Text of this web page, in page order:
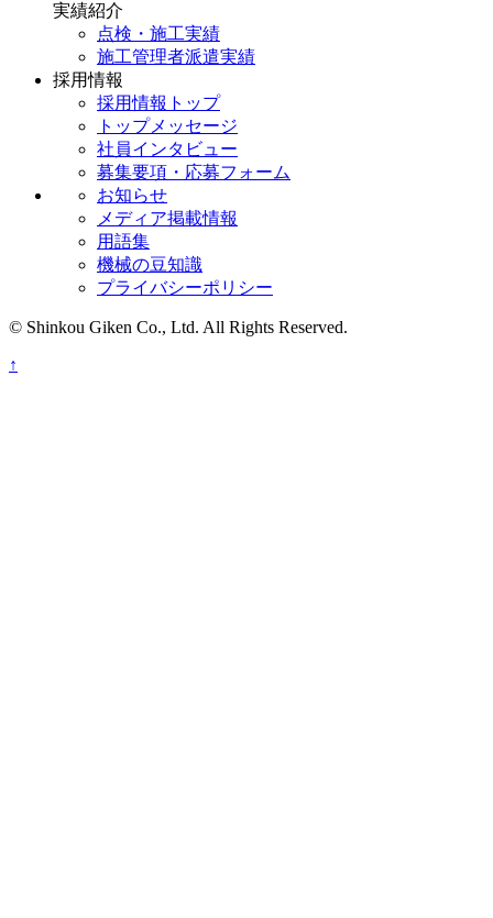
実績紹介
点検・施工実績
施工管理者派遣実績
採用情報
採用情報トップ
トップメッセージ
社員インタビュー
募集要項・応募フォーム
お知らせ
メディア掲載情報
用語集
機械の豆知識
プライバシーポリシー
© Shinkou Giken Co., Ltd. All Rights Reserved.
↑